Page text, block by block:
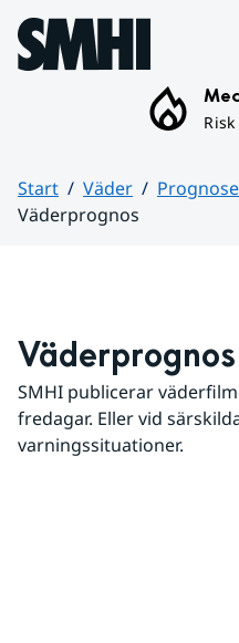
Hoppa till sidans innehåll
Start Väder
Väderprognos
Väderprognos
SMHI publicerar
fredagar. Eller vid
varningssituationer.